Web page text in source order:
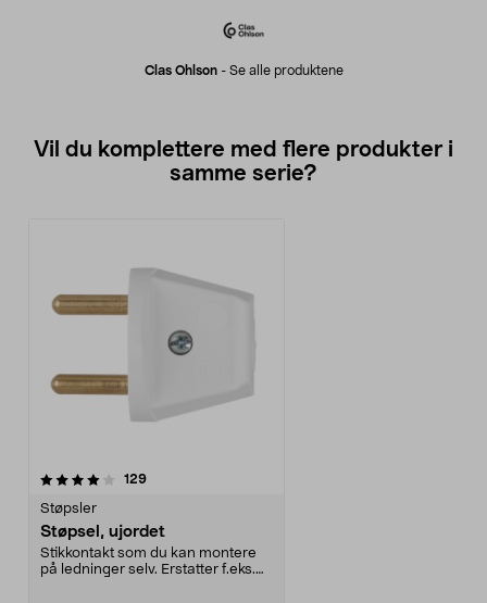
Clas Ohlson- Se alle produktene
Vil du komplettere med flere produkter i
samme serie?
129anmeldelser
Støpsler
Støpsel, ujordet
Stikkontakt som du kan montere
på ledninger selv. Erstatter f.eks.